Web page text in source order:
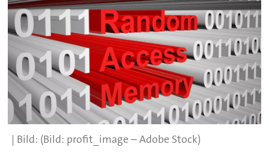
(Bild: profit_image – Adobe Stock)